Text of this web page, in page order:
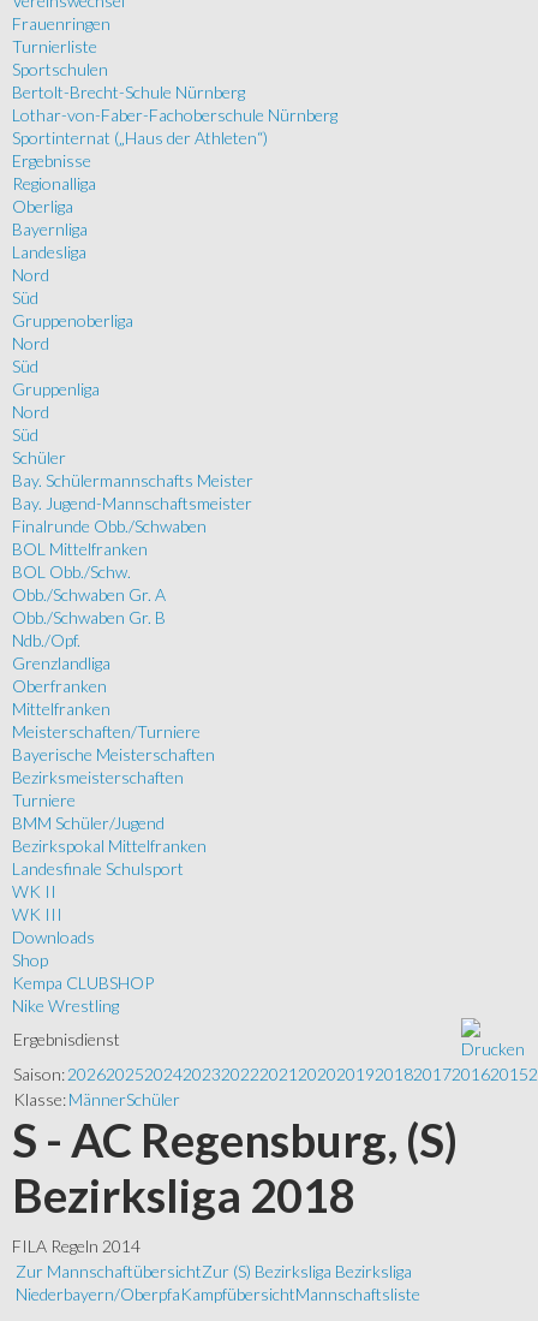
Frauenringen
Turnierliste
Sportschulen
Bertolt-Brecht-Schule Nürnberg
Lothar-von-Faber-Fachoberschule Nürnberg
Sportinternat („Haus der Athleten“)
Ergebnisse
Regionalliga
Oberliga
Bayernliga
Landesliga
Nord
Süd
Gruppenoberliga
Nord
Süd
Gruppenliga
Nord
Süd
Schüler
Bay. Schülermannschafts Meister
Bay. Jugend-Mannschaftsmeister
Finalrunde Obb./Schwaben
BOL Mittelfranken
BOL Obb./Schw.
Obb./Schwaben Gr. A
Obb./Schwaben Gr. B
Ndb./Opf.
Grenzlandliga
Oberfranken
Mittelfranken
Meisterschaften/Turniere
Bayerische Meisterschaften
Bezirksmeisterschaften
Turniere
BMM Schüler/Jugend
Bezirkspokal Mittelfranken
Landesfinale Schulsport
WK II
WK III
Downloads
Shop
Kempa CLUBSHOP
Nike Wrestling
Ergebnisdienst
Saison:202620252024202320222021 202020192018201720162015
Klasse:MännerSchüler
S - AC Regensburg, (S)
Bezirksliga 2018
FILA Regeln 2014
Zur MannschaftübersichtZur (S) Bezirksliga Bezirksliga
Niederbayern/OberpfaKampfübersichtMannschaftsliste